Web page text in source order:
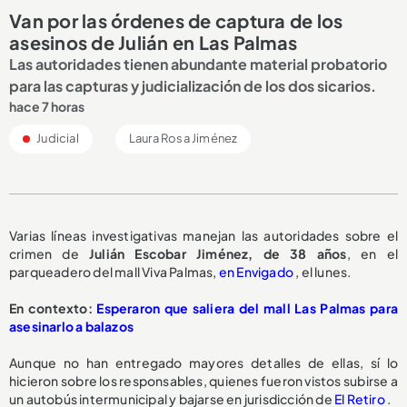
Van por las órdenes de captura de los
asesinos de Julián en Las Palmas
Las autoridades tienen abundante material probatorio
para las capturas y judicialización de los dos sicarios.
hace 7 horas
Judicial Laura Rosa Jiménez
Varias líneas investigativas manejan las autoridades sobre el
crimen de Julián Escobar Jiménez, de 38 años, en el
parqueadero del mall Viva Palmas, en Envigado, el lunes.
En contexto: Esperaron que saliera del mall Las Palmas para
asesinarlo a balazos
Aunque no han entregado mayores detalles de ellas, sí lo
hicieron sobre los responsables, quienes fueron vistos subirse a
un autobús intermunicipal y bajarse en jurisdicción de El Retiro.